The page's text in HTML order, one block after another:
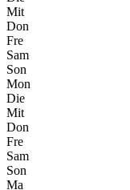
Mit
Don
Fre
Sam
Son
Mon
Die
Mit
Don
Fre
Sam
Son
Ma